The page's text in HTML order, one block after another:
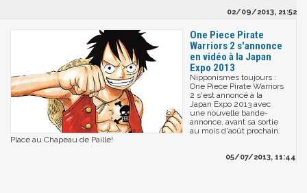
02/09/2013, 21:52
One Piece Pirate
Warriors 2 s'annonce
en vidéo à la Japan
Expo 2013
Nipponismes toujours :
One Piece Pirate Warriors
2 s'est annoncé à la
Japan Expo 2013 avec
une nouvelle bande-
annonce, avant sa sortie
au mois d'août prochain.
Place au Chapeau de Paille!
05/07/2013, 11:44